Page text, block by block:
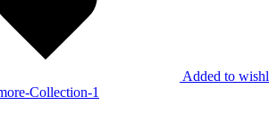
Added to